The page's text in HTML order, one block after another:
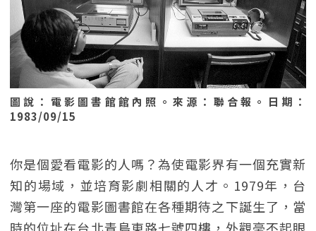
圖說：電影圖書館館內照。來源：聯合報。日期：
1983/09/15
你是個愛看電影的人嗎？為使電影界有一個充實新
知的場域，並培育影劇相關的人才。1979年，台
灣第一座的電影圖書館在各種期待之下誕生了，當